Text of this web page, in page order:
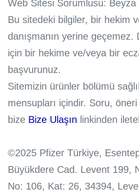
Web Sitesi Sorumlusu: Beyza
Bu sitedeki bilgiler, bir hekim
danışmanın yerine geçemez.
için bir hekime ve/veya bir
başvurunuz.
Sitemizin ürünler bölümü
mensupları içindir. Soru,
bize Bize Ulaşın linkinden
©2025 Pfizer Türkiye,
Büyükdere Cad. Levent 199,
No: 106, Kat: 26, 34394,